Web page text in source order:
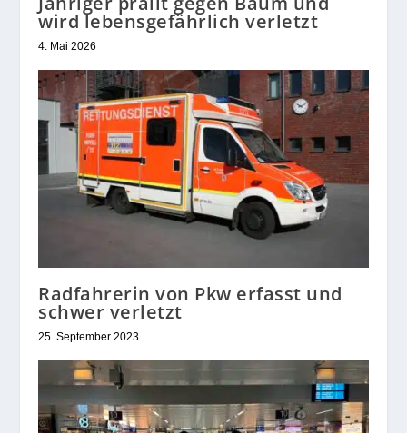
wird lebensgefährlich verletzt
4. Mai 2026
Radfahrerin von Pkw erfasst und
schwer verletzt
25. September 2023